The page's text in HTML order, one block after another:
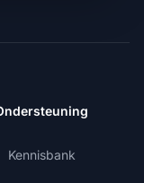
Kennisbank